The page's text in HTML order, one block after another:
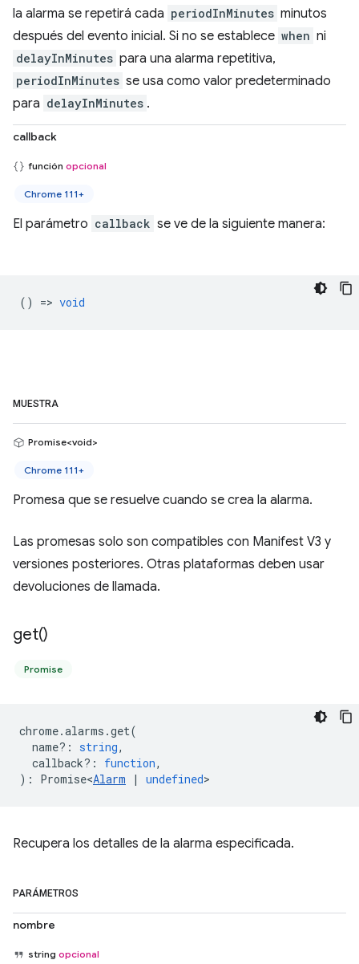
la alarma se repetirá cada periodInMinutes minutos
después del evento inicial. Si no se establece when ni
delayInMinutes para una alarma repetitiva,
periodInMinutes se usa como valor predeterminado
para delayInMinutes .
callback
función opcional
Chrome 111+
El parámetro callback se ve de la siguiente manera:
() => void
MUESTRA
Promise<void>
Chrome 111+
Promesa que se resuelve cuando se crea la alarma.
Las promesas solo son compatibles con Manifest V3 y
versiones posteriores. Otras plataformas deben usar
devoluciones de llamada.
get()
Promise
chrome.alarms .get(
name? : string,
callback? : function,
) : Promise<Alarm | undefined>
Recupera los detalles de la alarma especificada.
PARÁMETROS
nombre
string opcional